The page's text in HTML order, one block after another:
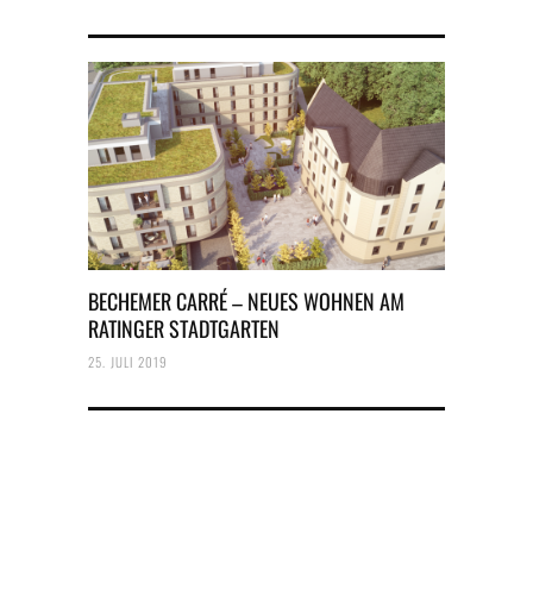
BECHEMER CARRÉ – NEUES WOHNEN AM
RATINGER STADTGARTEN
25. JULI 2019